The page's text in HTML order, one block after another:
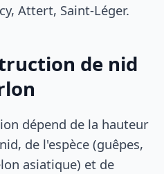
Attert, Saint-Léger.
de nid
dépend de la hauteur
de l'espèce (guêpes,
asiatique) et de